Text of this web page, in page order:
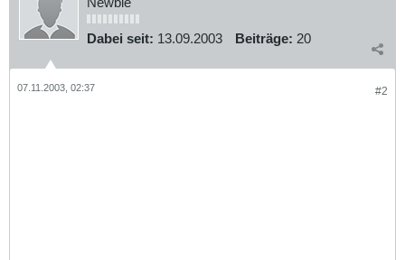
Dabei seit: 13.09.2003 Beiträge: 20
#2
07.11.2003, 02:37